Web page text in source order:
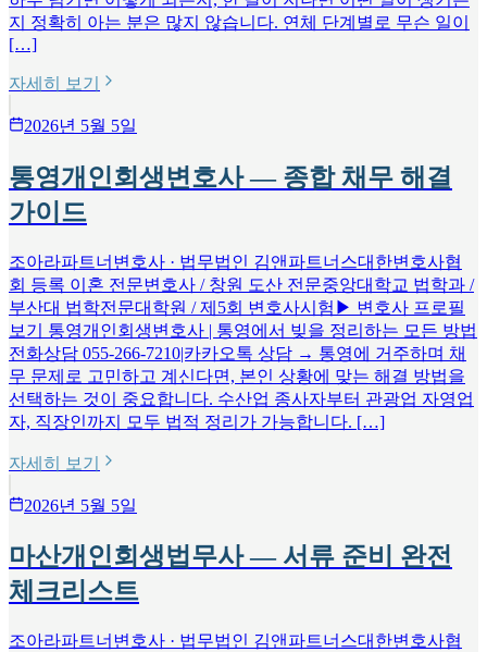
지 정확히 아는 분은 많지 않습니다. 연체 단계별로 무슨 일이
[…]
자세히 보기
2026년 5월 5일
통영개인회생변호사 — 종합 채무 해결
가이드
조아라파트너변호사 · 법무법인 김앤파트너스대한변호사협
회 등록 이혼 전문변호사 / 창원 도산 전문중앙대학교 법학과 /
부산대 법학전문대학원 / 제5회 변호사시험▶ 변호사 프로필
보기 통영개인회생변호사 | 통영에서 빚을 정리하는 모든 방법
전화상담 055-266-7210|카카오톡 상담 → 통영에 거주하며 채
무 문제로 고민하고 계신다면, 본인 상황에 맞는 해결 방법을
선택하는 것이 중요합니다. 수산업 종사자부터 관광업 자영업
자, 직장인까지 모두 법적 정리가 가능합니다. […]
자세히 보기
2026년 5월 5일
마산개인회생법무사 — 서류 준비 완전
체크리스트
조아라파트너변호사 · 법무법인 김앤파트너스대한변호사협